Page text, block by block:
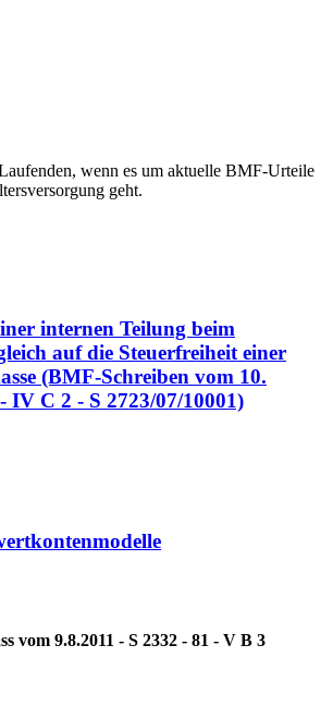
wenn es um aktuelle BMF-Urteile
geht.
internen Teilung beim
auf die Steuerfreiheit einer
(BMF-Schreiben vom 10.
IV C 2 - S 2723/07/10001)
vom 9.8.2011 - S 2332 - 81 - V B 3